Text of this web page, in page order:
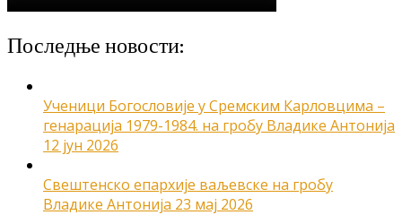
Последње новости:
Ученици Богословије у Сремским Карловцима –
генарација 1979-1984. на гробу Владике Антонија
12 јун 2026
Свештенско епархије ваљевске на гробу
Владике Антонија 23 мај 2026